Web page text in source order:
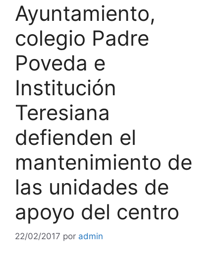
Ayuntamiento,
colegio Padre
Poveda e
Institución
Teresiana
defienden el
mantenimiento de
las unidades de
apoyo del centro
22/02/2017 por admin